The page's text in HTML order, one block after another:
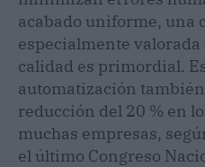
acabado uniforme, una
especialmente
calidad es primordial.
automatización
reducción del 20 % en
muchas empresas,
el último Congreso